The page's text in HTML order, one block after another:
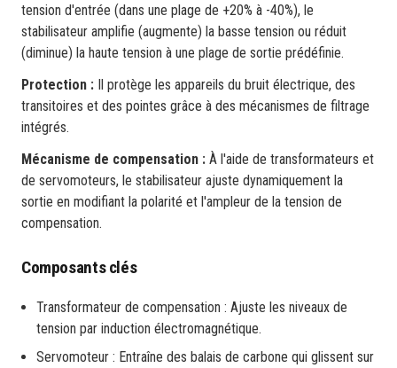
tension d'entrée (dans une plage de +20% à -40%), le
stabilisateur amplifie (augmente) la basse tension ou réduit
(diminue) la haute tension à une plage de sortie prédéfinie.
Protection : Il protège les appareils du bruit électrique, des
transitoires et des pointes grâce à des mécanismes de filtrage
intégrés.
Mécanisme de compensation : À l'aide de transformateurs et
de servomoteurs, le stabilisateur ajuste dynamiquement la
sortie en modifiant la polarité et l'ampleur de la tension de
compensation.
Composants clés
Transformateur de compensation : Ajuste les niveaux de
tension par induction électromagnétique.
Servomoteur : Entraîne des balais de carbone qui glissent sur